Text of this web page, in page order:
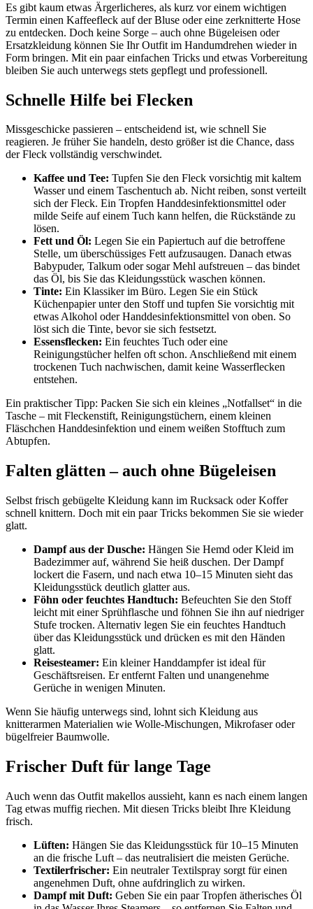
Es gibt kaum etwas Ärgerlicheres, als kurz vor einem wichtigen
Termin einen Kaffeefleck auf der Bluse oder eine zerknitterte Hose
zu entdecken. Doch keine Sorge – auch ohne Bügeleisen oder
Ersatzkleidung können Sie Ihr Outfit im Handumdrehen wieder in
Form bringen. Mit ein paar einfachen Tricks und etwas Vorbereitung
bleiben Sie auch unterwegs stets gepflegt und professionell.
Schnelle Hilfe bei Flecken
Missgeschicke passieren – entscheidend ist, wie schnell Sie
reagieren. Je früher Sie handeln, desto größer ist die Chance, dass
der Fleck vollständig verschwindet.
Kaffee und Tee: Tupfen Sie den Fleck vorsichtig mit kaltem
Wasser und einem Taschentuch ab. Nicht reiben, sonst verteilt
sich der Fleck. Ein Tropfen Handdesinfektionsmittel oder
milde Seife auf einem Tuch kann helfen, die Rückstände zu
lösen.
Fett und Öl: Legen Sie ein Papiertuch auf die betroffene
Stelle, um überschüssiges Fett aufzusaugen. Danach etwas
Babypuder, Talkum oder sogar Mehl aufstreuen – das bindet
das Öl, bis Sie das Kleidungsstück waschen können.
Tinte: Ein Klassiker im Büro. Legen Sie ein Stück
Küchenpapier unter den Stoff und tupfen Sie vorsichtig mit
etwas Alkohol oder Handdesinfektionsmittel von oben. So
löst sich die Tinte, bevor sie sich festsetzt.
Essensflecken: Ein feuchtes Tuch oder eine
Reinigungstücher helfen oft schon. Anschließend mit einem
trockenen Tuch nachwischen, damit keine Wasserflecken
entstehen.
Ein praktischer Tipp: Packen Sie sich ein kleines „Notfallset“ in die
Tasche – mit Fleckenstift, Reinigungstüchern, einem kleinen
Fläschchen Handdesinfektion und einem weißen Stofftuch zum
Abtupfen.
Falten glätten – auch ohne Bügeleisen
Selbst frisch gebügelte Kleidung kann im Rucksack oder Koffer
schnell knittern. Doch mit ein paar Tricks bekommen Sie sie wieder
glatt.
Dampf aus der Dusche: Hängen Sie Hemd oder Kleid im
Badezimmer auf, während Sie heiß duschen. Der Dampf
lockert die Fasern, und nach etwa 10–15 Minuten sieht das
Kleidungsstück deutlich glatter aus.
Föhn oder feuchtes Handtuch: Befeuchten Sie den Stoff
leicht mit einer Sprühflasche und föhnen Sie ihn auf niedriger
Stufe trocken. Alternativ legen Sie ein feuchtes Handtuch
über das Kleidungsstück und drücken es mit den Händen
glatt.
Reisesteamer: Ein kleiner Handdampfer ist ideal für
Geschäftsreisen. Er entfernt Falten und unangenehme
Gerüche in wenigen Minuten.
Wenn Sie häufig unterwegs sind, lohnt sich Kleidung aus
knitterarmen Materialien wie Wolle-Mischungen, Mikrofaser oder
bügelfreier Baumwolle.
Frischer Duft für lange Tage
Auch wenn das Outfit makellos aussieht, kann es nach einem langen
Tag etwas muffig riechen. Mit diesen Tricks bleibt Ihre Kleidung
frisch.
Lüften: Hängen Sie das Kleidungsstück für 10–15 Minuten
an die frische Luft – das neutralisiert die meisten Gerüche.
Textilerfrischer: Ein neutraler Textilspray sorgt für einen
angenehmen Duft, ohne aufdringlich zu wirken.
Dampf mit Duft: Geben Sie ein paar Tropfen ätherisches Öl